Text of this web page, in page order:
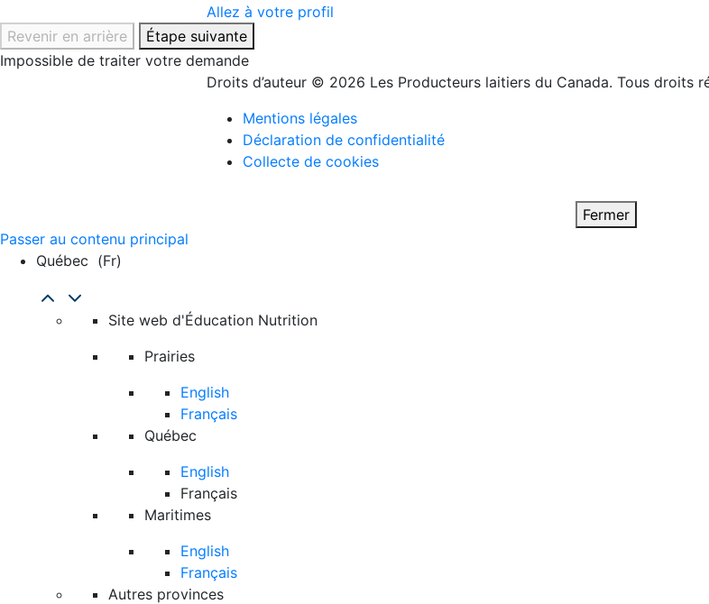
Allez à votre profil
Revenir en arrière
Étape suivante
Impossible de traiter votre demande
Droits d’auteur © 2026 Les Producteurs laitiers du Canada. Tous droits
Mentions légales
Déclaration de confidentialité
Collecte de cookies
Fermer
Passer au contenu principal
Québec (fr)
Site web d'Éducation Nutrition
Prairies
English
Français
Québec
English
Français
Maritimes
English
Français
Autres provinces